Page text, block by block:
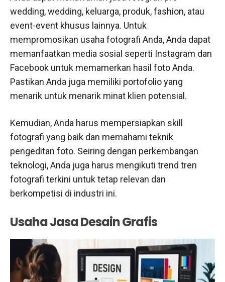
wedding, wedding, keluarga, produk, fashion, atau
event-event khusus lainnya. Untuk
mempromosikan usaha fotografi Anda, Anda dapat
memanfaatkan media sosial seperti Instagram dan
Facebook untuk memamerkan hasil foto Anda.
Pastikan Anda juga memiliki portofolio yang
menarik untuk menarik minat klien potensial.
Kemudian, Anda harus mempersiapkan skill
fotografi yang baik dan memahami teknik
pengeditan foto. Seiring dengan perkembangan
teknologi, Anda juga harus mengikuti trend tren
fotografi terkini untuk tetap relevan dan
berkompetisi di industri ini.
Usaha Jasa Desain Grafis